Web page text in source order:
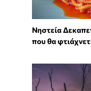
Νηστεία
που θα